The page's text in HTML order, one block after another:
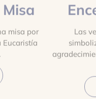
misa por
Eucaristía
Las